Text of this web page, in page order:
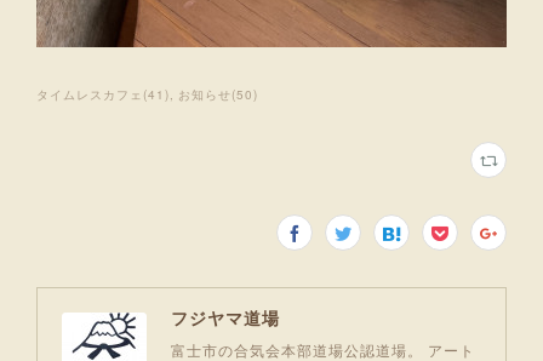
タイムレスカフェ (41 ) お知らせ(50)
フジヤマ道場
富士市の合気会本部道場公認道場。 アート